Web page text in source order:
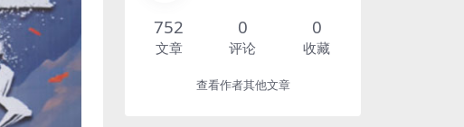
752
文章
0
评论
0
收藏
查看作者其他文章